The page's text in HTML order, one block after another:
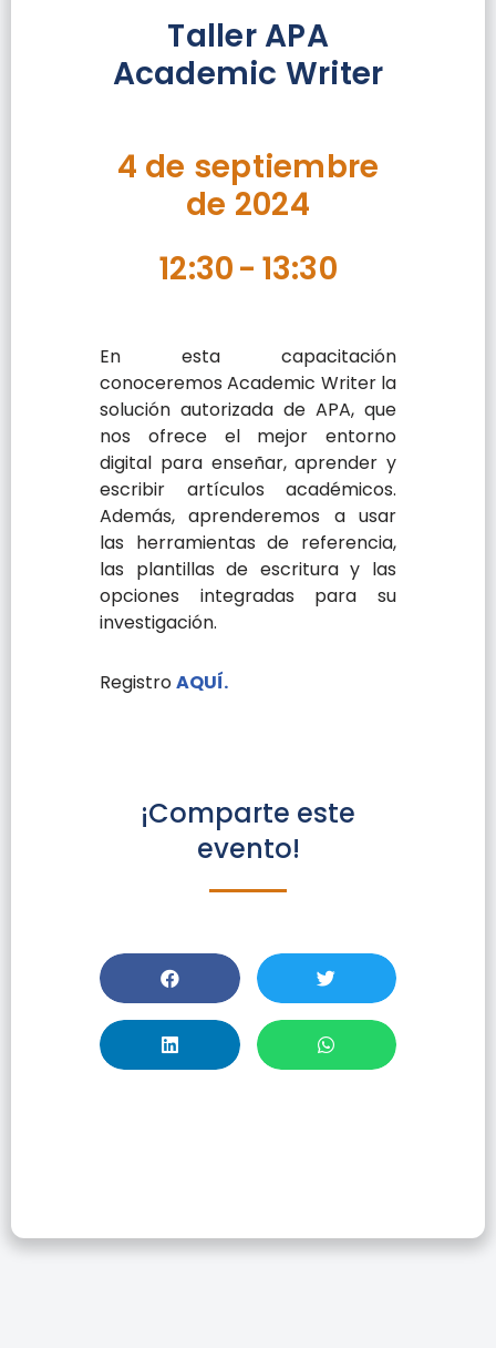
Taller APA
Academic Writer
4 de septiembre
de 2024
12:30- 13:30
En esta capacitación
conoceremos Academic Writer la
solución autorizada de APA, que
nos ofrece el mejor entorno
digital para enseñar, aprender y
escribir artículos académicos.
Además, aprenderemos a usar
las herramientas de referencia,
las plantillas de escritura y las
opciones integradas para su
investigación.
RegistroAQUÍ.
¡Comparte este
evento!